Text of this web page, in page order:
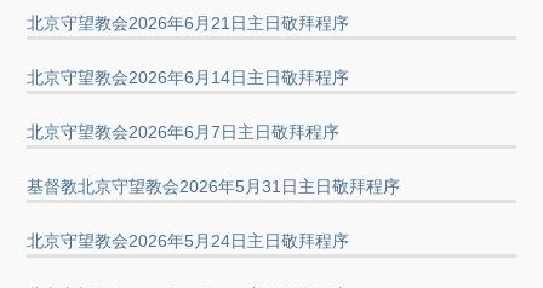
北京守望教会2026年6月21日主日敬拜程序
北京守望教会2026年6月14日主日敬拜程序
北京守望教会2026年6月7日主日敬拜程序
基督教北京守望教会2026年5月31日主日敬拜程序
北京守望教会2026年5月24日主日敬拜程序